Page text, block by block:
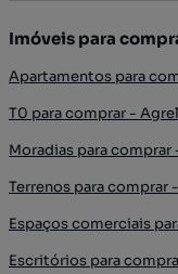
Imóveis para
Apartamentos para
T0 para comprar -
Moradias para comprar
Terrenos para comprar
Espaços comerciais
Escritórios para